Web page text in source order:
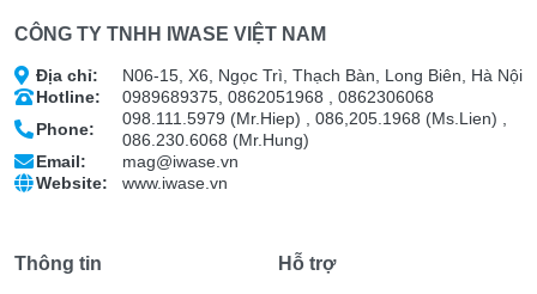
CÔNG TY TNHH IWASE VIỆT NAM
Địa chỉ:
N06-15, X6, Ngọc Trì, Thạch Bàn, Long Biên, Hà Nội
Hotline:
0989689375, 0862051968 , 0862306068
Phone:
098.111.5979 (Mr.Hiep) , 086,205.1968 (Ms.Lien) ,
086.230.6068 (Mr.Hung)
Email:
mag@iwase.vn
Website:
www.iwase.vn
Thông tin Hỗ trợ